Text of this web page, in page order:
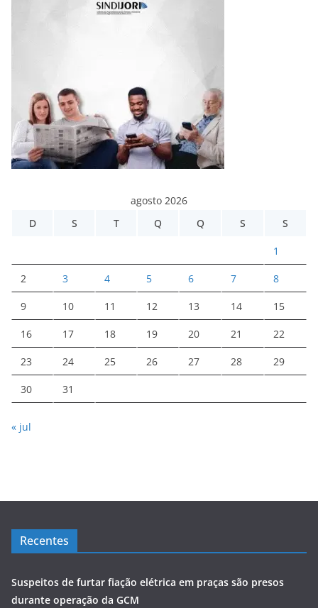
agosto 2026
D
S T Q Q S S
1
2 3 4 5 6 7 8
9 10 11 12 13 14 15
16 17 18 19 20 21 22
23 24 25 26 27 28 29
30 31
« jul
Recentes
Suspeitos de furtar fiação elétrica em praças são presos
durante operação da GCM